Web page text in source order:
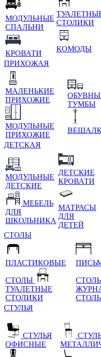
МОДУЛЬНЫЕ
СПАЛЬНИ
КРОВАТИ
СТОЛИКИ
КОМОДЫ
ПРИХОЖАЯ
МАЛЕНЬКИЕ
ПРИХОЖИЕ
МОДУЛЬНЫЕ
ПРИХОЖИЕ
ТУМБЫ
ДЕТСКАЯ
МОДУЛЬНЫЕ
ДЕТСКИЕ
МЕБЕЛЬ
ДЛЯ
ШКОЛЬНИКА
ДЕТСКИЕ
КРОВАТИ
МАТРАСЫ
ДЛЯ
ДЕТЕЙ
СТОЛЫ
ПЛАСТИКОВЫЕ
СТОЛЫ
ТУАЛЕТНЫЕ
СТОЛИКИ
СТУЛЬЯ
СТУЛЬЯ
ОФИСНЫЕ